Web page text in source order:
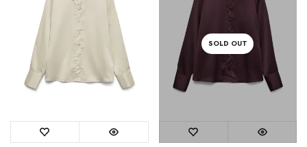
SOLD OUT